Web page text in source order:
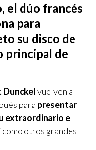
el dúo francés
para
su disco de
principal de
Dunckelvuelven a
para presentar
extraordinario e
como otros grandes